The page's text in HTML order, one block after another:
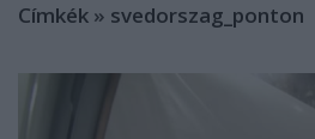
Címkék » svedorszag_ponton